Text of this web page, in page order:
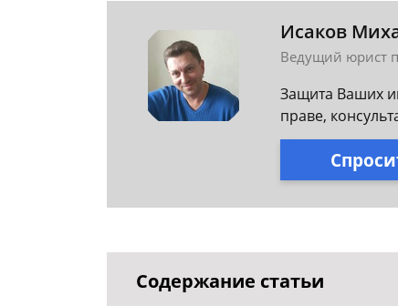
Исаков
Ведущий юрист
Защита Ваших
праве,
Содержание статьи